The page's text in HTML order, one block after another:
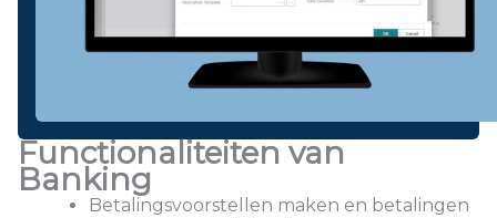
Functionaliteiten van
Banking
Betalingsvoorstellen maken en betalingen